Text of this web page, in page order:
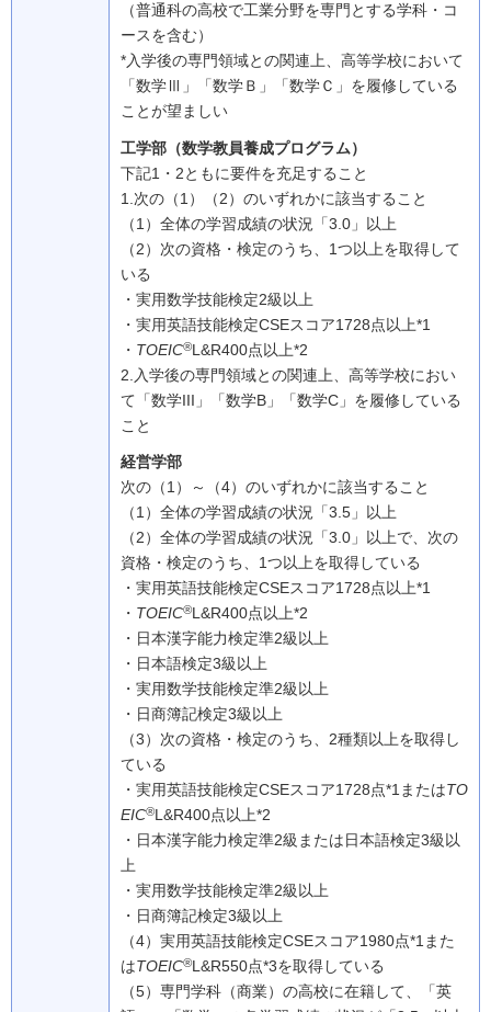
（普通科の高校で工業分野を専門とする学科・コ
ースを含む）
*入学後の専門領域との関連上、高等学校において
「数学Ⅲ」「数学Ｂ」「数学Ｃ」を履修している
ことが望ましい
工学部（数学教員養成プログラム）
下記1・2ともに要件を充足すること
1.次の（1）（2）のいずれかに該当すること
（1） 全体の学習成績の状況「3.0」以上
（2） 次の資格・検定のうち、1つ以上を取得して
いる
・実用数学技能検定2級以上
・実用英語技能検定CSEスコア1728点以上*1
・ TOEIC®L&R400点以上*2
2.入学後の専門領域との関連上、高等学校におい
て「数学III」「数学B」「数学C」を履修している
こと
経営学部
次の（1）～（4）のいずれかに該当すること
（1） 全体の学習成績の状況「3.5」以上
（2） 全体の学習成績の状況「3.0」以上で、次の
資格・検定のうち、1つ以上を取得している
・実用英語技能検定CSEスコア1728点以上*1
・ TOEIC®L&R400点以上*2
・日本漢字能力検定準2級以上
・日本語検定3級以上
・実用数学技能検定準2級以上
・日商簿記検定3級以上
（3） 次の資格・検定のうち、2種類以上を取得し
ている
・実用英語技能検定CSEスコア1728点*1またはTO
EIC®L&R400点以上*2
・日本漢字能力検定準2級または日本語検定3級以
上
・実用数学技能検定準2級以上
・日商簿記検定3級以上
（4） 実用英語技能検定CSEスコア1980点*1また
はTOEIC®L&R550点*3を取得している
（5） 専門学科（商業）の高校に在籍して、「英